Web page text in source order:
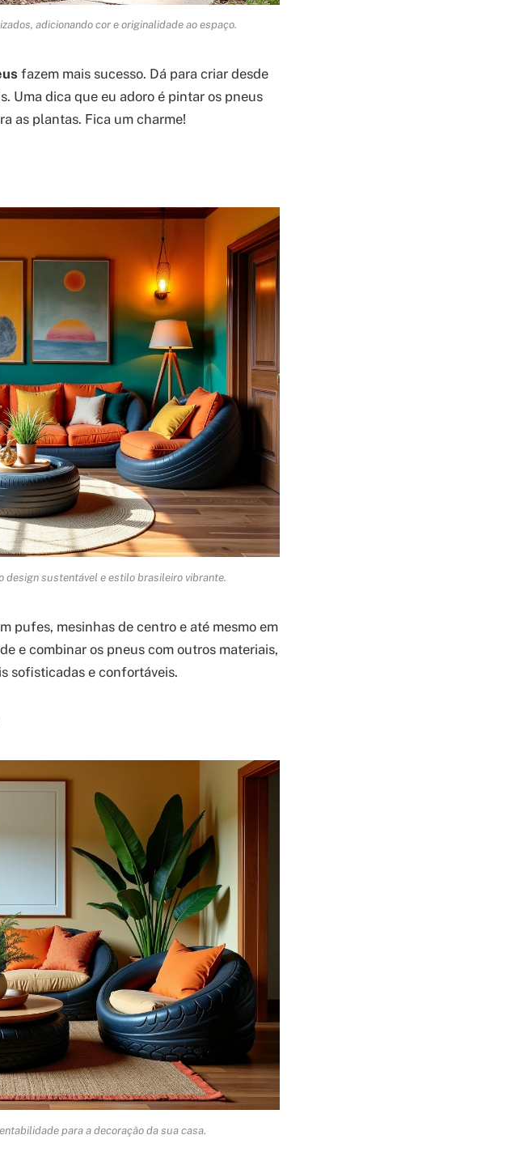
adicionando cor e originalidade ao espaço.
fazem mais sucesso. Dá para criar desde
Uma dica que eu adoro é pintar os pneus
as plantas. Fica um charme!
design sustentável e estilo brasileiro vibrante.
pufes, mesinhas de centro e até mesmo em
e combinar os pneus com outros materiais,
sofisticadas e confortáveis.
para a decoração da sua casa.